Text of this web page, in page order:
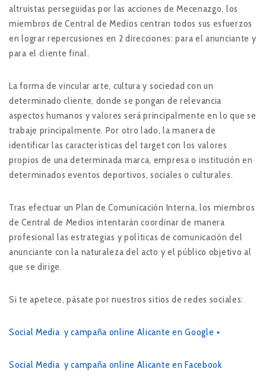
altruistas perseguidas por las acciones de Mecenazgo, los
miembros de Central de Medios centran todos sus esfuerzos
en lograr repercusiones en 2 direcciones: para el anunciante y
para el cliente final.
La forma de vincular arte, cultura y sociedad con un
determinado cliente, donde se pongan de relevancia
aspectos humanos y valores será principalmente en lo que se
trabaje principalmente. Por otro lado, la manera de
identificar las características del target con los valores
propios de una determinada marca, empresa o institución en
determinados eventos deportivos, sociales o culturales.
Tras efectuar un Plan de Comunicación Interna, los miembros
de Central de Medios intentarán coordinar de manera
profesional las estrategias y políticas de comunicación del
anunciante con la naturaleza del acto y el público objetivo al
que se dirige.
Si te apetece, pásate por nuestros sitios de redes sociales:
Social Media y campaña online Alicante en Google +
Social Media y campaña online Alicante en Facebook